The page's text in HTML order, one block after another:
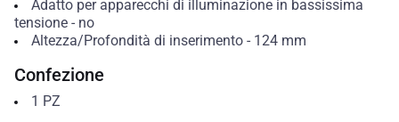
Adatto per apparecchi di illuminazione in bassissima
tensione - no
Altezza/Profondità di inserimento- 124 mm
Confezione
1 PZ